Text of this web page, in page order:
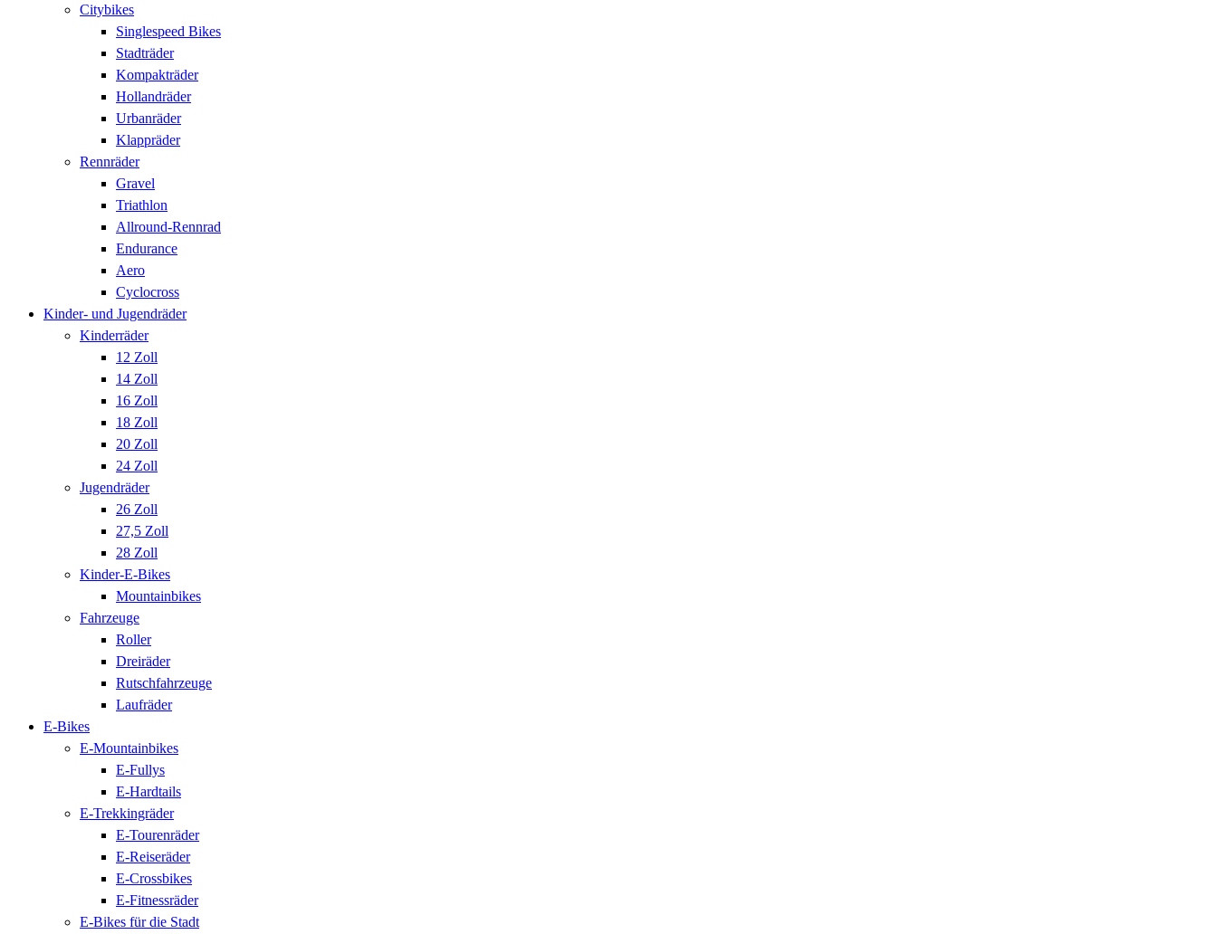
Citybikes
Singlespeed Bikes
Stadträder
Kompakträder
Hollandräder
Urbanräder
Klappräder
Rennräder
Gravel
Triathlon
Allround-Rennrad
Endurance
Aero
Cyclocross
Kinder- und Jugendräder
Kinderräder
12 Zoll
14 Zoll
16 Zoll
18 Zoll
20 Zoll
24 Zoll
Jugendräder
26 Zoll
27,5 Zoll
28 Zoll
Kinder-E-Bikes
Mountainbikes
Fahrzeuge
Roller
Dreiräder
Rutschfahrzeuge
Laufräder
E-Bikes
E-Mountainbikes
E-Fullys
E-Hardtails
E-Trekkingräder
E-Tourenräder
E-Reiseräder
E-Crossbikes
E-Fitnessräder
E-Bikes für die Stadt